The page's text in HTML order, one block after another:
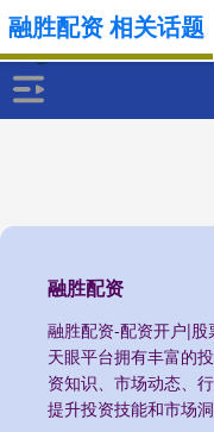
融胜配资
融胜配资-配资开户|
天眼平台拥有丰富的
资知识、市场动态、
提升投资技能和市场洞
融胜配资 相关话题